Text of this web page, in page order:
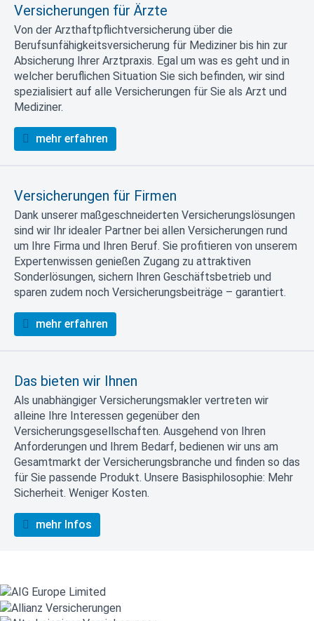
Versicherungen für Ärzte
Von der Arzthaftpflichtversicherung über die
Berufsunfähigkeitsversicherung für Mediziner bis hin zur
Absicherung Ihrer Arztpraxis. Egal um was es geht und in
welcher beruflichen Situation Sie sich befinden, wir sind
spezialisiert auf alle Versicherungen für Sie als Arzt und
Mediziner.
mehr erfahren
Versicherungen für Firmen
Dank unserer maßgeschneiderten Versicherungslösungen
sind wir Ihr idealer Partner bei allen Versicherungen rund
um Ihre Firma und Ihren Beruf. Sie profitieren von unserem
Expertenwissen genießen Zugang zu attraktiven
Sonderlösungen, sichern Ihren Geschäftsbetrieb und
sparen zudem noch Versicherungsbeiträge – garantiert.
mehr erfahren
Das bieten wir Ihnen
Als unabhängiger Versicherungsmakler vertreten wir
alleine Ihre Interessen gegenüber den
Versicherungsgesellschaften. Ausgehend von Ihren
Anforderungen und Ihrem Bedarf, bedienen wir uns am
Gesamtmarkt der Versicherungsbranche und finden so das
für Sie passende Produkt. Unsere Basisphilosophie: Mehr
Sicherheit. Weniger Kosten.
mehr Infos